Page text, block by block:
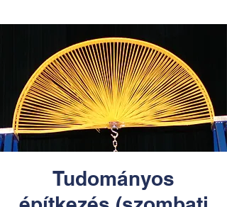
Tudományos